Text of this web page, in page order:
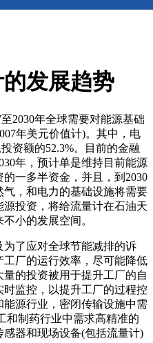
发展趋势
至2030年全球需要对能源基础
美元价值计)。其中，电
额的52.3%。目前的金融
年，预计单是维持目前能源
多半资金，并且，到2030
然气，和电力的基础设施将需要
源投资，将给流量计在石油天
的发展空间。
为了应对全球节能减排的诉
工厂的运行效率，尽可能降低
，大量的投资被用于提升工厂的自
控，以提升工厂的过程控
和能源行业，密闭传输设施中需
和制药行业中需求高精准的
感器和现场设备(包括流量计)